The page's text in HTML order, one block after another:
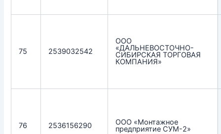
75 2539032542
ООО
«ДАЛЬНЕВОСТОЧНО-
СИБИРСКАЯ ТОРГОВАЯ
КОМПАНИЯ»
76 2536156290 ООО «Монтажное
предприятие СУМ-2»